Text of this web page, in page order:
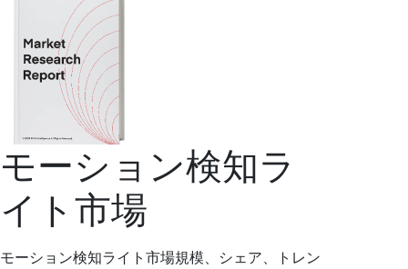
モーション検知ラ
イト市場
モーション検知ライト市場規模、シェア、トレン